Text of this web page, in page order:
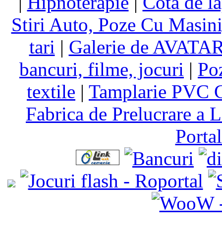
Stiri Auto, Poze Cu
tari | Galerie de
bancuri, filme, jocuri |
textile | Tamplarie PVC
Fabrica de Prelucrare a